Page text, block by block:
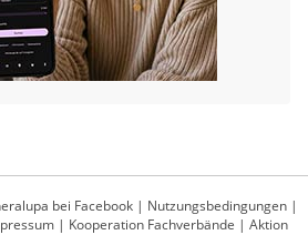
bei Facebook | Nutzungsbedingungen |
| Kooperation Fachverbände | Aktion